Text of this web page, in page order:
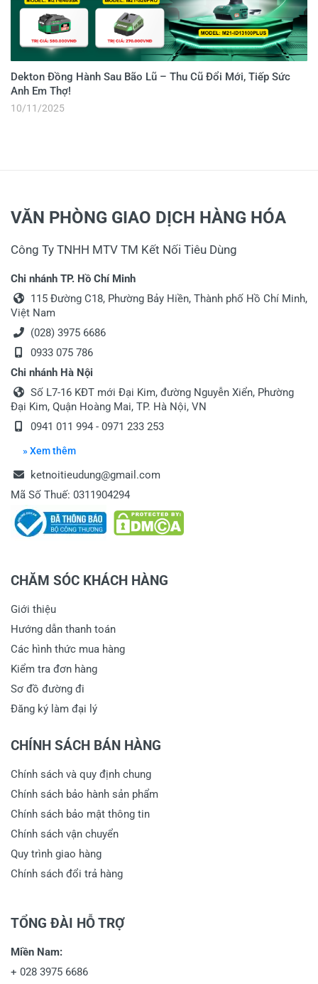
Dekton Đồng Hành Sau Bão Lũ – Thu Cũ Đổi Mới, Tiếp Sức
Anh Em Thợ!
10/11/2025
VĂN PHÒNG GIAO DỊCH HÀNG HÓA
Công Ty TNHH MTV TM Kết Nối Tiêu Dùng
Chi nhánh TP. Hồ Chí Minh
115 Đường C18, Phường Bảy Hiền, Thành phố Hồ Chí Minh,
Việt Nam
(028) 3975 6686
0933 075 786
Chi nhánh Hà Nội
Số L7-16 KĐT mới Đại Kim, đường Nguyễn Xiển, Phường
Đại Kim, Quận Hoàng Mai, TP. Hà Nội, VN
0941 011 994 - 0971 233 253
» Xem thêm
ketnoitieudung@gmail.com
Mã Số Thuế: 0311904294
CHĂM SÓC KHÁCH HÀNG
Giới thiệu
Hướng dẫn thanh toán
Các hình thức mua hàng
Kiểm tra đơn hàng
Sơ đồ đường đi
Đăng ký làm đại lý
CHÍNH SÁCH BÁN HÀNG
Chính sách và quy định chung
Chính sách bảo hành sản phẩm
Chính sách bảo mật thông tin
Chính sách vận chuyển
Quy trình giao hàng
Chính sách đổi trả hàng
TỔNG ĐÀI HỖ TRỢ
Miền Nam:
+ 028 3975 6686